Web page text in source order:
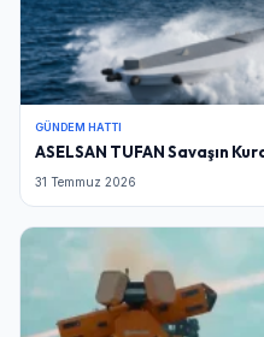
GÜNDEM HATTI
ASELSAN TUFAN Savaşın
31 Temmuz 2026